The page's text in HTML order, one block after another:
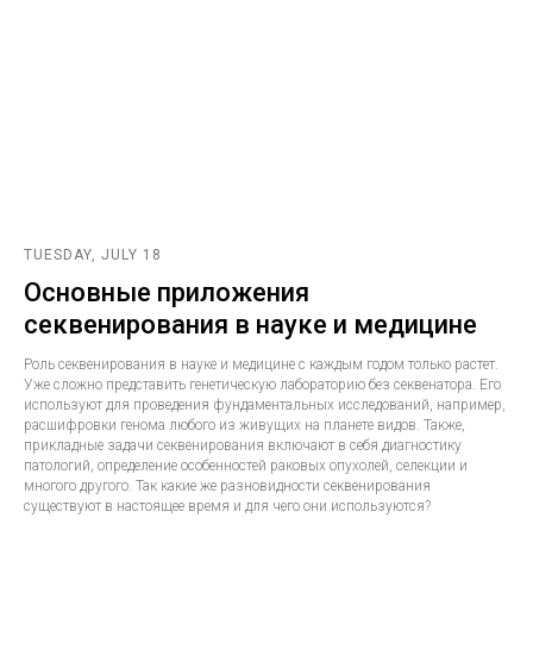
TUESDAY, JULY 18
Основные приложения
секвенирования в науке и медицине
Роль секвенирования в науке и медицине с каждым годом только растет.
Уже сложно представить генетическую лабораторию без секвенатора. Его
используют для проведения фундаментальных исследований, например,
расшифровки генома любого из живущих на планете видов. Также,
прикладные задачи секвенирования включают в себя диагностику
патологий, определение особенностей раковых опухолей, селекции и
многого другого. Так какие же разновидности секвенирования
существуют в настоящее время и для чего они используются?